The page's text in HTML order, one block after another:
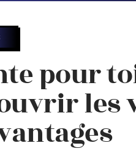
pour
les